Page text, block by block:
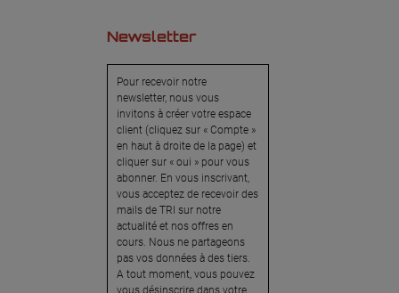
Newsletter
Pour recevoir notre
newsletter, nous vous
invitons à créer votre espace
client (cliquez sur « Compte »
en haut à droite de la page) et
cliquer sur « oui » pour vous
abonner. En vous inscrivant,
vous acceptez de recevoir des
mails de TRI sur notre
actualité et nos offres en
cours. Nous ne partageons
pas vos données à des tiers.
A tout moment, vous pouvez
vous désinscrire dans votre